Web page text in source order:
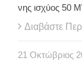
νης ισχύος 50
Διαβάστε
21 Οκτώβριος